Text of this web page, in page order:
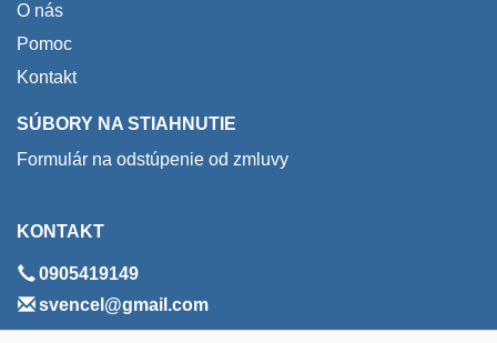
O nás
Pomoc
Kontakt
SÚBORY NA STIAHNUTIE
Formulár na odstúpenie od zmluvy
KONTAKT
0905419149
svencel@gmail.com